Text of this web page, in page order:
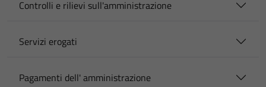
Controlli e rilievi sull'amministrazione
Servizi erogati
Pagamenti dell' amministrazione